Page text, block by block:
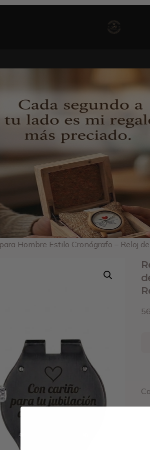
Hombre Estilo Cronógrafo – Reloj